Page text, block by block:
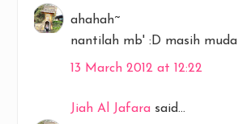
ahahah~
nantilah mb' :D masih muda
13 March 2012 at 12:22
Jiah Al Jafara said...